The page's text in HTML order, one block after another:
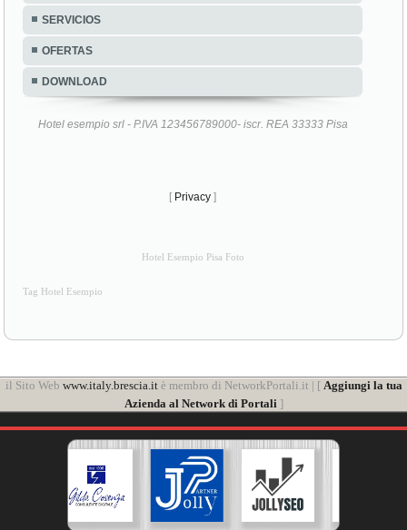
SERVICIOS
OFERTAS
DOWNLOAD
Hotel esempio srl - P.IVA 123456789000- iscr. REA 33333 Pisa
[ Privacy ]
Hotel Esempio Pisa Foto
Tag Hotel Esempio
il Sito Web www.italy.brescia.itè membro di NetworkPortali.it | [ Aggiungi la tua
Azienda al Network di Portali ]